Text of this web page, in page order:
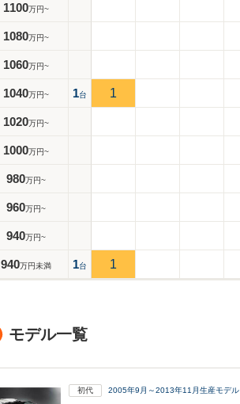
1100万円~
1080万円~
1060万円~
1040万円~ 1台 1
1020万円~
1000万円~
980万円~
960万円~
940万円~
940万円未満 1台 1
モデル一覧
初代 2005年9月～2013年11月生産モデル